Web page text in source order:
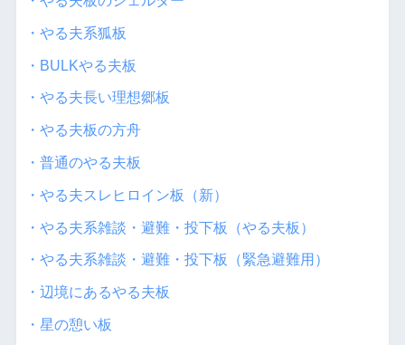
・やる夫系狐板
・BULKやる夫板
・やる夫長い理想郷板
・やる夫板の方舟
・普通のやる夫板
・やる夫スレヒロイン板（新）
・やる夫系雑談・避難・投下板（やる夫板）
・やる夫系雑談・避難・投下板（緊急避難用）
・辺境にあるやる夫板
・星の憩い板